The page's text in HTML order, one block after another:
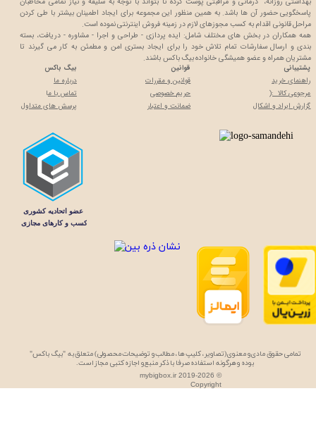
پشتیبانی
راهنمای خرید
مرجوعی کالا :(
گزارش ایراد و اشکال
قوانین
قوانین و مقررات
حریم خصوصی
ضمانت و اعتبار
تمامی حقوق مادی و معنوی (تصاویر، کلیپ ها، مطالب و توضیحات محصولی) متعلق به "بیگ باکس"
بوده و هرگونه استفاده صرفا با ذکر منبع و اجازه کتبی مجاز است.
بیگ باکس
درباره ما
تماس با ما
پرسش های متداول
پاسخگویی حضور آن ها باشد. به همین منظور این مجموعه برای ایجاد اطمینان بیشتر با طی کردن
مراحل قانونی اقدام به کسب مجوزهای لازم در زمینه فروش اینترنتی نموده است.
همه همکاران در بخش های مختلف شامل: ایده پردازی - طراحی و اجرا - مشاوره - دریافت، بسته
بندی و ارسال سفارشات تمام تلاش خود را برای ایجاد بستری امن و مطمئن به کار می گیرند تا
مشتریان همراه و عضو همیشگی خانواده بیگ باکس باشند.
mybigbox.ir 2019-2026 ©
Copyright